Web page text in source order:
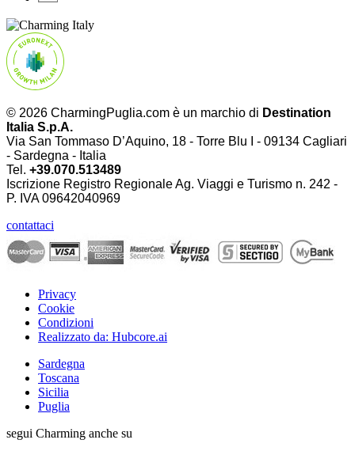
© 2026 CharmingPuglia.com è un marchio di Destination
Italia S.p.A.
Via San Tommaso D’Aquino, 18 - Torre Blu I - 09134 Cagliari
- Sardegna - Italia
Tel. +39.070.513489
Iscrizione Registro Regionale Ag. Viaggi e Turismo n. 242 -
P. IVA09642040969
contattaci
Privacy
Cookie
Condizioni
Realizzato da: Hubcore.ai
Sardegna
Toscana
Sicilia
Puglia
segui Charming anche su